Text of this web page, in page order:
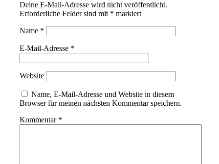
Deine E-Mail-Adresse wird nicht veröffentlicht.
Erforderliche Felder sind mit * markiert
Name *
E-Mail-Adresse *
Website
Name, E-Mail-Adresse und Website in diesem
Browser für meinen nächsten Kommentar speichern.
Kommentar *